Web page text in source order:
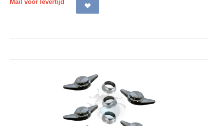
Mail voor levertijd